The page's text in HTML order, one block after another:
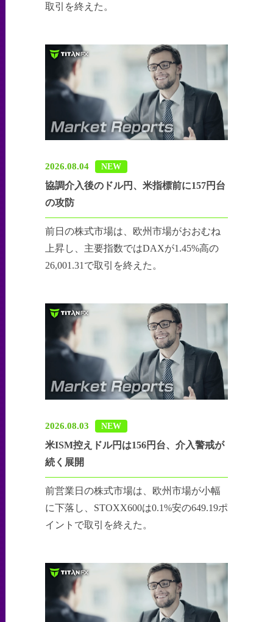
取引を終えた。
2026.08.04 NEW
協調介入後のドル円、米指標前に157円台
の攻防
前日の株式市場は、欧州市場がおおむね
上昇し、主要指数ではDAXが1.45%高の
26,001.31で取引を終えた。
2026.08.03 NEW
米ISM控えドル円は156円台、介入警戒が
続く展開
前営業日の株式市場は、欧州市場が小幅
に下落し、STOXX600は0.1%安の649.19ポ
イントで取引を終えた。